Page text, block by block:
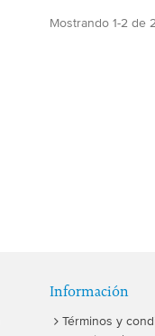
Mostrando 1-2 de
Información
Términos y